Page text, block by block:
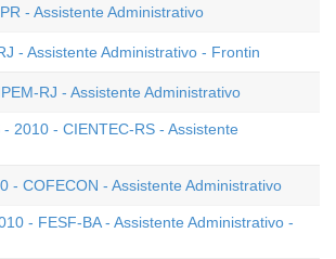
- Assistente Administrativo
- Assistente Administrativo - Frontin
RJ - Assistente Administrativo
- 2010 - CIENTEC-RS - Assistente
- COFECON - Assistente Administrativo
- FESF-BA - Assistente Administrativo -